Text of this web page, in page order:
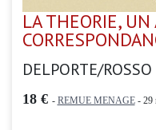
LA THEORIE, UN
DELPORTE/ROSSO
18 € - REMUE MENAGE- 29